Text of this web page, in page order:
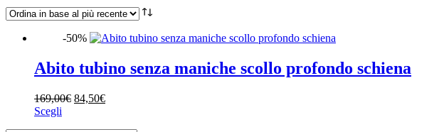
Categorie
BRANDS WOMAN
Marchi
-50%
Abito tubino senza maniche scollo profondo schiena
169,00€ Il
84,50€Il
Scegli